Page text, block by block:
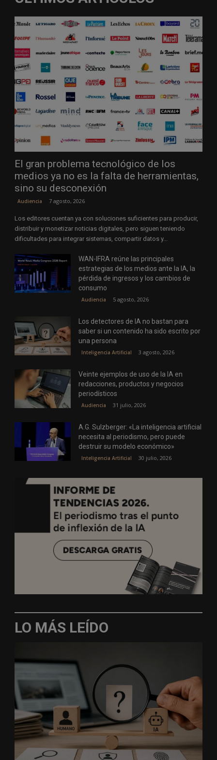
El gran problema tecnológico de los
medios ya no es la falta de herramientas,
sino su desconexión
Audiencia 7 agosto, 2026
Los editores cuentan ya con soluciones suficientes para producir,
distribuir y monetizar noticias digitales, pero siguen teniendo
dificultades para integrar sistemas, compartir datos y...
WAN-IFRA reúne las principales
estrategias de los medios ante la IA, la
pérdida de ingresos y los cambios de
consumo
Audiencia 5 agosto, 2026
Los detectores de IA no bastan para
saber si un contenido ha sido escrito por
una persona
Inteligencia Artificial 3 agosto, 2026
Veinte ejemplos de uso de la IA en
redacciones, productos y negocios
periodísticos
Audiencia 31 julio, 2026
A.G. Sulzberger: «La inteligencia artificial
necesita al periodismo, pero puede
destruir su modelo económico»
Inteligencia Artificial 30 julio, 2026
LO MÁS LEÍDO